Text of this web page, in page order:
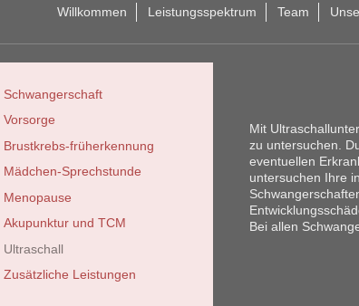
Willkommen Leistungsspektrum Team
Mit
zu untersuchen.
eventuellen
untersuchen Ihre
Bei allen
Schwangerschaft
Vorsorge
Brustkrebs-früherkennung
Mädchen-Sprechstunde
Menopause
Akupunktur und TCM
Ultraschall
Zusätzliche Leistungen